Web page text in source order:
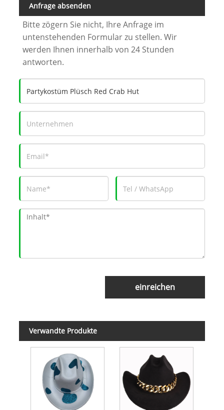
Anfrage absenden
Bitte zögern Sie nicht, Ihre Anfrage im
untenstehenden Formular zu stellen. Wir
werden Ihnen innerhalb von 24 Stunden
antworten.
einreichen
Verwandte Produkte